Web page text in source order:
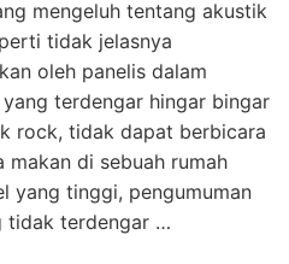
mengeluh tentang akustik
tidak jelasnya
oleh panelis dalam
terdengar hingar bingar
rock, tidak dapat berbicara
makan di sebuah rumah
yang tinggi, pengumuman
tidak terdengar …